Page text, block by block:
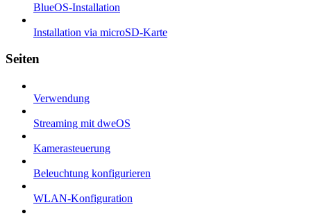
BlueOS-Installation
Installation via microSD-Karte
Seiten
Verwendung
Streaming mit dweOS
Kamerasteuerung
Beleuchtung konfigurieren
WLAN-Konfiguration